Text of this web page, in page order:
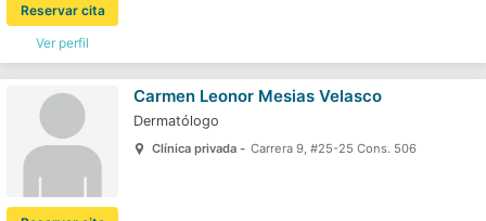
Ver perfil
Reservar cita
Carmen Leonor Mesias Velasco
Dermatólogo
Clínica privada - Carrera 9, #25-25 Cons. 506